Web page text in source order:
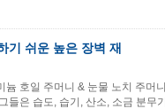
기 쉬운 높은 장벽 재
호일 주머니 & 눈물 노치 주머
은 습도, 습기, 산소, 소금 분무